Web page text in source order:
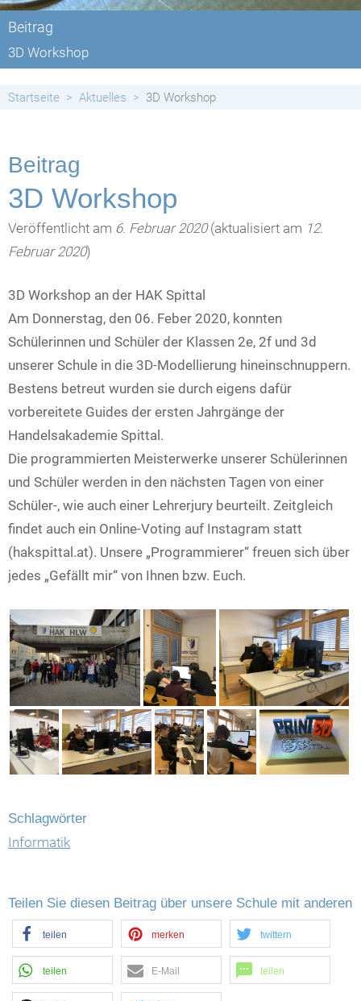
Beitrag
3D Workshop
Startseite Aktuelles 3D Workshop
Beitrag
3D Workshop
Veröffentlicht am 6. Februar 2020(aktualisiert am 12.
Februar 2020)
3D Workshop an der HAK Spittal
Am Donnerstag, den 06. Feber 2020, konnten
Schülerinnen und Schüler der Klassen 2e, 2f und 3d
unserer Schule in die 3D-Modellierung hineinschnuppern.
Bestens betreut wurden sie durch eigens dafür
vorbereitete Guides der ersten Jahrgänge der
Handelsakademie Spittal.
Die programmierten Meisterwerke unserer Schülerinnen
und Schüler werden in den nächsten Tagen von einer
Schüler-, wie auch einer Lehrerjury beurteilt. Zeitgleich
findet auch ein Online-Voting auf Instagram statt
(hakspittal.at). Unsere „Programmierer“ freuen sich über
jedes „Gefällt mir“ von Ihnen bzw. Euch.
Schlagwörter
Informatik
Teilen Sie diesen Beitrag über unsere Schule mit anderen
teilen merken twittern
teilen E-Mail teilen